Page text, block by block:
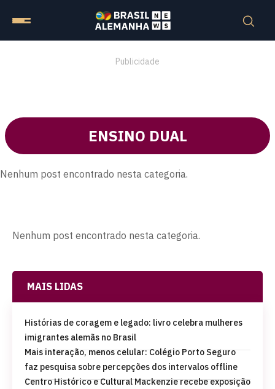
Publicidade
ENSINO DUAL
Nenhum post encontrado nesta categoria.
Nenhum post encontrado nesta categoria.
MAIS LIDAS
Histórias de coragem e legado: livro celebra mulheres
imigrantes alemãs no Brasil
Mais interação, menos celular: Colégio Porto Seguro
faz pesquisa sobre percepções dos intervalos offline
Centro Histórico e Cultural Mackenzie recebe exposição